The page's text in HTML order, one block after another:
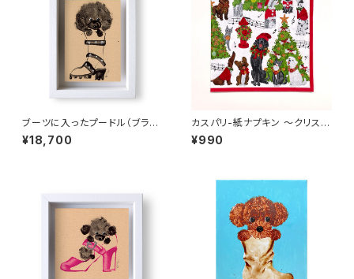
ブーツに入ったプードル（ブラッ
ク）
¥18,700
カスパリ-紙ナプキン 〜クリスマ
スキャロルを歌うペットたち〜（2
0枚入り）
¥990